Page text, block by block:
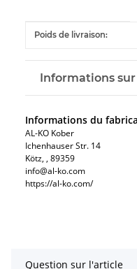
Poids de livraison:
Informations
Informations du
AL-KO Kober
Ichenhauser Str. 14
Kötz, , 89359
info@al-ko.com
https://al-ko.com/
Question sur l'article